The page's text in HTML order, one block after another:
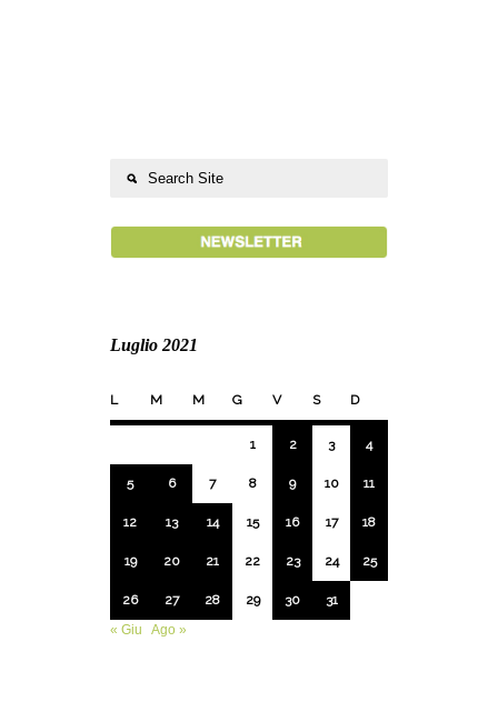
Luglio 2021
L M M G V S D
1 2 3 4
5 6 7 8 9 10 11
12 13 14 15 16 17 18
19 20 21 22 23 24 25
26 27 28 29 30
31
« Giu
Ago »